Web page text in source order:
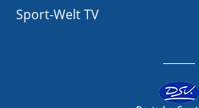
Sport-Welt TV